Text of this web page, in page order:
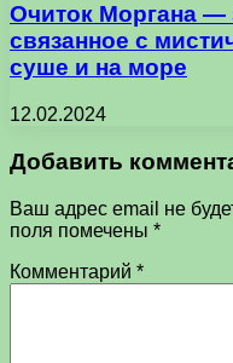
Очиток Моргана —
связанное с
суше и на море
12.02.2024
Добавить
Ваш адрес email не
поля помечены *
Комментарий *